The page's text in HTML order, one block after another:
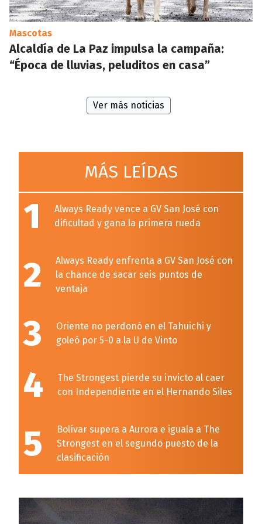
Mascotas
Alcaldía de La Paz impulsa la campaña:
“Época de lluvias, peluditos en casa”
Ver más noticias
MÁS LEÍDAS
1
Always Ready vence a GV San José con
dificultad y gana la primera rueda
2
Always Ready enfrenta a GV San José con
la chance de sacar seis puntos de
ventaja
3
Oriente no perdonó en el Tahuichi y
goleó por 5-0 a la U de Vinto
4
The Strongest pierde su invicto al caer
con Independiente en el Hernando Siles
5
Bolívar supera a Aurora e iguala a The
Strongest en el segundo puesto de la
clasificación